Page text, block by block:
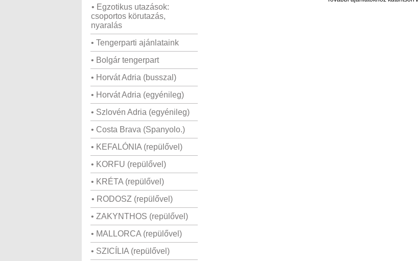
• Egzotikus utazások:
csoportos körutazás,
nyaralás
• Tengerparti ajánlataink
• Bolgár tengerpart
• Horvát Adria (busszal)
• Horvát Adria (egyénileg)
• Szlovén Adria (egyénileg)
• Costa Brava (Spanyolo.)
• KEFALÓNIA (repülővel)
• KORFU (repülővel)
• KRÉTA (repülővel)
• RODOSZ (repülővel)
• ZAKYNTHOS (repülővel)
• MALLORCA (repülővel)
• SZICÍLIA (repülővel)